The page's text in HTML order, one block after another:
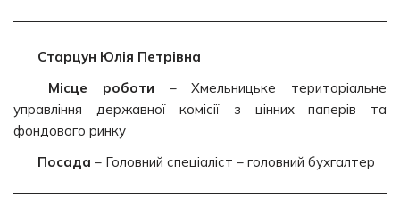
Старцун Юлія Петрівна
Місце роботи – Хмельницьке територіальне
управління державної комісії з цінних паперів та
фондового ринку
Посада – Головний спеціаліст – головний бухгалтер